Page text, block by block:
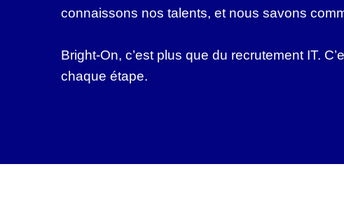
connaissons nos talents, et nous savons
Bright-On, c’est plus que du recrutement IT.
chaque étape.